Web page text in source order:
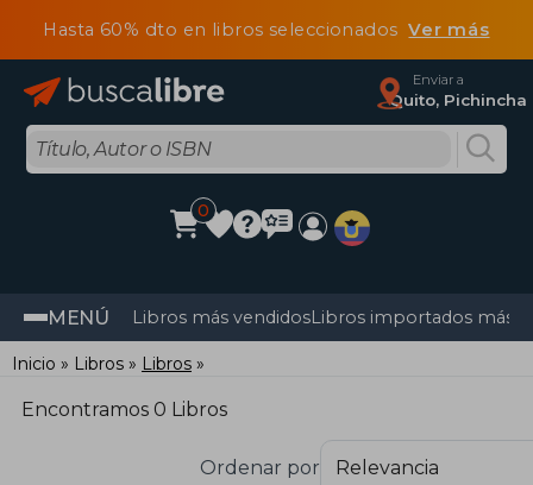
Hasta 60% dto en libros seleccionadosVer más
Enviar a
Quito, Pichincha
0
MENÚ Libros más vendidosLibros importados más
Inicio Libros Libros
Encontramos 0 Libros
Ordenar por